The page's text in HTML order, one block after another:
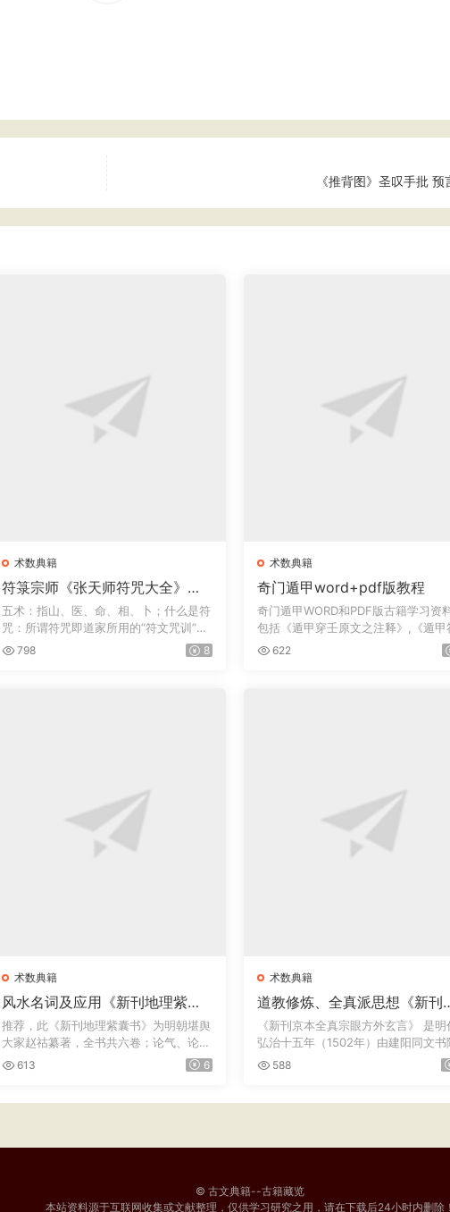
《推背图》圣叹手批 预
术数典籍
符箓宗师《张天师符咒大全》符
咒术法趋吉避凶方术
五术：指山、医、命、相、卜；什么是符
咒：所谓符咒即道家所用的“符文咒训”的
简称...
798 8
术数典籍
奇门遁甲word+pdf版教程
奇门遁甲WORD和PDF版古籍学习资
包括《遁甲穿壬原文之注释》,《遁甲
应经》三...
622
术数典籍
风水名词及应用《新刊地理紫囊
书》六卷 · 明万历赵祜纂 · 金陵一
泉舒世臣 · 太末龚尧惠刊本
推荐，此《新刊地理紫囊书》为明朝堪舆
大家赵祜纂著，全书共六卷；论气、论
龙、论...
613 6
术数典籍
道教修炼、全真派思想《新刊
（京本）全真宗眼方外玄言》
卷+《新刊（京本）群仙悟道物
鸣音文集》下卷，明 · 弘治十
年
《新刊京本全真宗眼方外玄言》‌ 是明
弘治十五年（1502年）由建阳同文书
刊刻的...
588
© 古文典籍--古籍藏览
本站资料源于互联网收集或文献整理，仅供学习研究之用，请在下载后24小时内删除！